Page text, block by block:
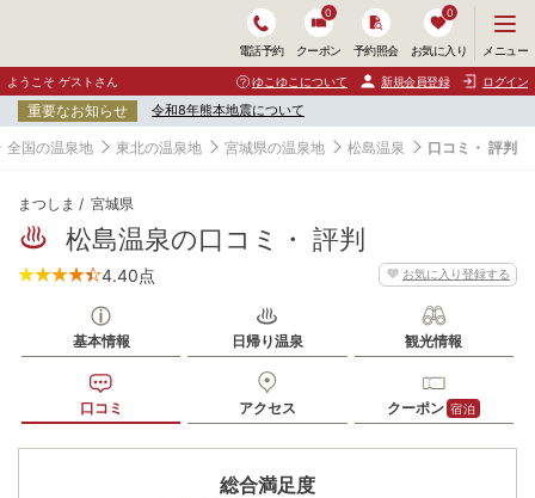
電話予約 クーポン
0
予約照会 お気に入り
0
ニ
ュ
ー
開
く
メニュー
ようこそ ゲストさん ゆこゆこについて 新規会員登録 ログイン
重要なお知らせ 令和8年熊本地震について
全国の温泉地 東北の温泉地 宮城県の温泉地 松島温泉 口コミ・ 評判
まつしま 宮城県
松島温泉の口コミ・ 評判
お気に入り登録する
4.40点
基本情報 日帰り温泉 観光情報
口コミ アクセス クーポン 宿泊
総合満足度